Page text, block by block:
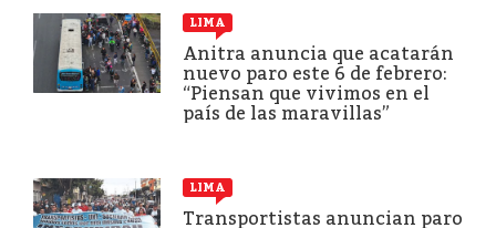
LIMA
Anitra anuncia que acatarán
nuevo paro este 6 de febrero:
“Piensan que vivimos en el
país de las maravillas”
LIMA
Transportistas anuncian paro